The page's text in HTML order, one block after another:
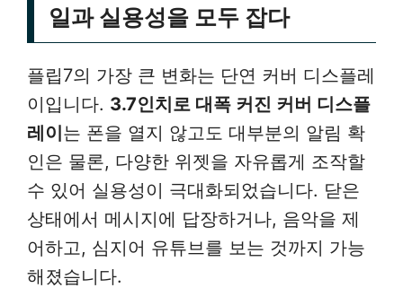
일과 실용성을 모두 잡다
플립7의 가장 큰 변화는 단연 커버 디스플레
이입니다. 3.7인치로 대폭 커진 커버 디스플
레이는 폰을 열지 않고도 대부분의 알림 확
인은 물론, 다양한 위젯을 자유롭게 조작할
수 있어 실용성이 극대화되었습니다. 닫은
상태에서 메시지에 답장하거나, 음악을 제
어하고, 심지어 유튜브를 보는 것까지 가능
해졌습니다.